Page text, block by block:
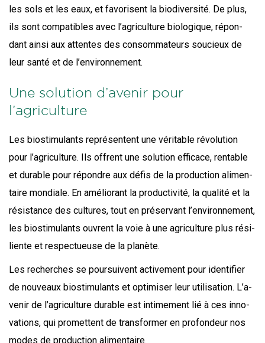
les sols et les eaux, et favo­risent la bio­di­ver­si­té. De plus,
ils sont com­pa­tibles avec l’a­gri­cul­ture bio­lo­gique, répon­
dant ain­si aux attentes des consom­ma­teurs sou­cieux de
leur san­té et de l’environnement.
Une solution d’avenir pour
l’agriculture
Les bio­sti­mu­lants repré­sentent une véri­table révo­lu­tion
pour l’a­gri­cul­ture. Ils offrent une solu­tion effi­cace, ren­table
et durable pour répondre aux défis de la pro­duc­tion ali­men­
taire mon­diale. En amé­lio­rant la pro­duc­ti­vi­té, la qua­li­té et la
résis­tance des cultures, tout en pré­ser­vant l’en­vi­ron­ne­ment,
les bio­sti­mu­lants ouvrent la voie à une agri­cul­ture plus rési­
liente et res­pec­tueuse de la planète.
Les recherches se pour­suivent acti­ve­ment pour iden­ti­fier
de nou­veaux bio­sti­mu­lants et opti­mi­ser leur uti­li­sa­tion. L’a­
ve­nir de l’a­gri­cul­ture durable est inti­me­ment lié à ces inno­
va­tions, qui pro­mettent de trans­for­mer en pro­fon­deur nos
modes de pro­duc­tion alimentaire.